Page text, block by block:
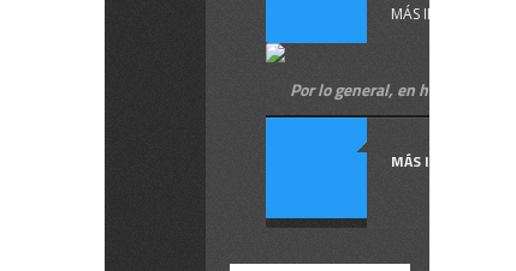
MÁS INFORMACIÓN
Por lo general, en hebreo
MÁS INFORMACIÓN